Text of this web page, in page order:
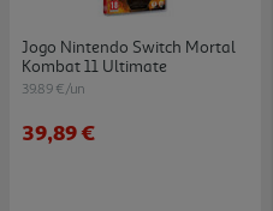
Jogo Nintendo Switch Mortal
Kombat 11 Ultimate
39.89 €/un
39,89 €